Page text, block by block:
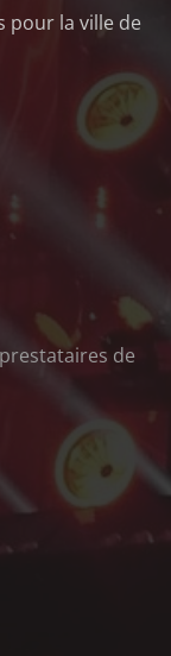
pour la ville de
de